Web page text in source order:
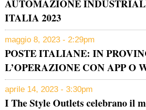
AUTOMAZIONE
ITALIA 2023
maggio 8, 2023 - 2:29pm
POSTE ITALIANE: IN
L’OPERAZIONE CON APP O
aprile 14, 2023 - 3:30pm
I The Style Outlets celebrano il